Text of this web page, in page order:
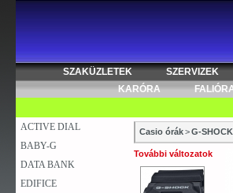
SZAKÜZLETEK SZERVIZEK
KARÓRA
ACTIVE DIAL
BABY-G
DATA BANK
EDIFICE
Casio órák>G-
További változatok